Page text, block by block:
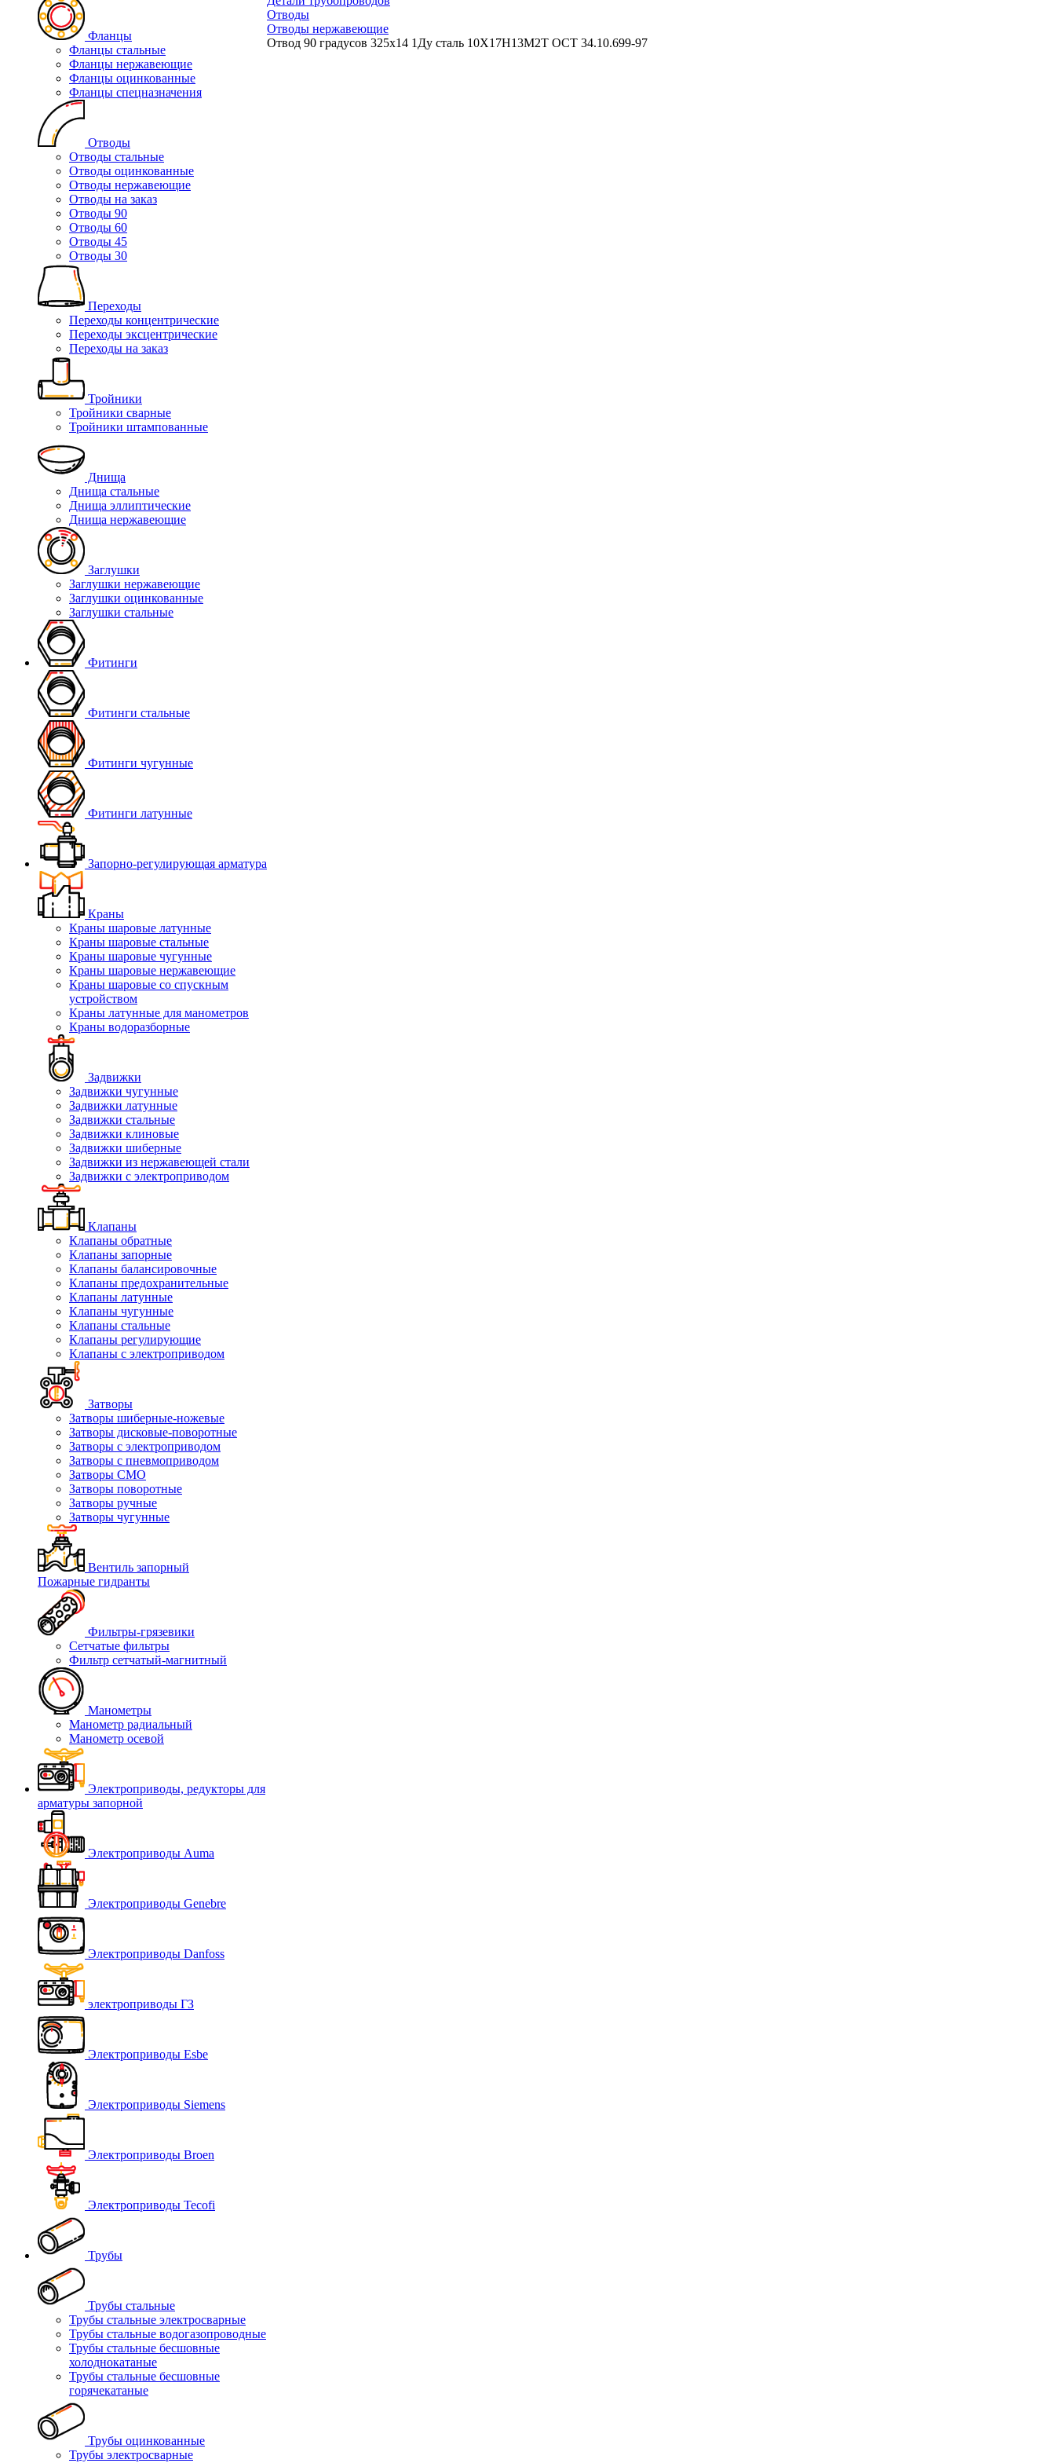
Фланцы
Фланцы стальные
Фланцы нержавеющие
Фланцы оцинкованные
Фланцы спецназначения
Отводы
Отводы стальные
Отводы оцинкованные
Отводы нержавеющие
Отводы на заказ
Отводы 90
Отводы 60
Отводы 45
Отводы 30
Переходы
Переходы концентрические
Переходы эксцентрические
Переходы на заказ
Тройники
Тройники сварные
Тройники штампованные
Днища
Днища стальные
Днища эллиптические
Днища нержавеющие
Заглушки
Заглушки нержавеющие
Заглушки оцинкованные
Заглушки стальные
Фитинги
Фитинги стальные
Фитинги чугунные
Фитинги латунные
Запорно-регулирующая арматура
Краны
Краны шаровые латунные
Краны шаровые стальные
Краны шаровые чугунные
Краны шаровые нержавеющие
Краны шаровые со спускным
устройством
Краны латунные для манометров
Краны водоразборные
Задвижки
Задвижки чугунные
Задвижки латунные
Задвижки стальные
Задвижки клиновые
Задвижки шиберные
Задвижки из нержавеющей стали
Задвижки с электроприводом
Клапаны
Клапаны обратные
Клапаны запорные
Клапаны балансировочные
Клапаны предохранительные
Клапаны латунные
Клапаны чугунные
Клапаны стальные
Клапаны регулирующие
Клапаны с электроприводом
Затворы
Затворы шиберные-ножевые
Затворы дисковые-поворотные
Затворы с электроприводом
Затворы с пневмоприводом
Затворы СМО
Затворы поворотные
Затворы ручные
Затворы чугунные
Вентиль запорный
Пожарные гидранты
Фильтры-грязевики
Сетчатые фильтры
Фильтр сетчатый-магнитный
Манометры
Манометр радиальный
Манометр осевой
Электроприводы, редукторы для
арматуры запорной
Электроприводы Auma
Электроприводы Genebre
Электроприводы Danfoss
электроприводы ГЗ
Электроприводы Esbe
Электроприводы Siemens
Электроприводы Broen
Электроприводы Tecofi
Трубы
Трубы стальные
Трубы стальные электросварные
Трубы стальные водогазопроводные
Трубы стальные бесшовные
холоднокатаные
Трубы стальные бесшовные
горячекатаные
Трубы оцинкованные
Трубы электросварные
Отводы
Отводы нержавеющие
Отвод 90 градусов 325х14 1Ду сталь 10Х17Н13М2Т ОСТ 34.10.699-97